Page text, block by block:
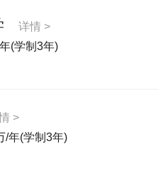
详情 >
(学制3年)
>
/年(学制3年)